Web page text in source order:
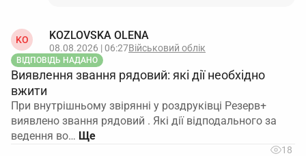
актуальний статутний документ або витяг з
ЄДР;
останню декларацію з податку на прибуток з
інші файли, які система позначає як
обов’язкові.
KO KOZLOVSKA OLENA
08.08.2026 | 06:27Військовий облік
ВІДПОВІДЬ НАДАНО
Виявлення звання рядовий: які дії необхідно
вжити
При внутрішньому звірянні у роздруківці Резерв+
виявлено звання рядовий . Які дії відподального за
ведення во…
18